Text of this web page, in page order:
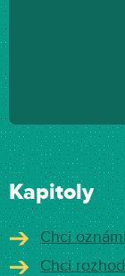
Kapitoly
Chci
Chci